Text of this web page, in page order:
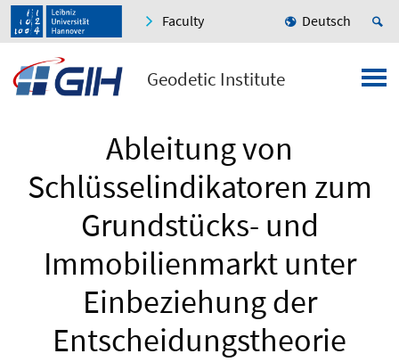
Faculty Deutsch
Geodetic Institute
Ableitung von
Schlüsselindikatoren zum
Grundstücks- und
Immobilienmarkt unter
Einbeziehung der
Entscheidungstheorie